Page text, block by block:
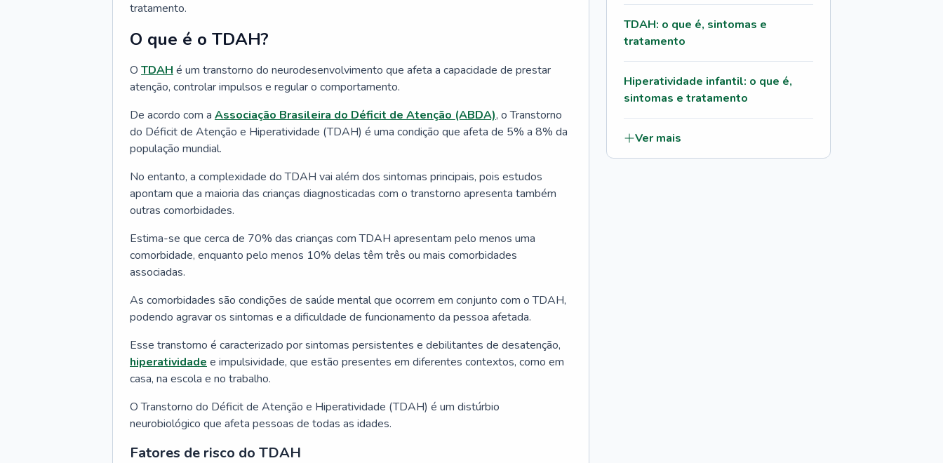
tratamento.
O que é o TDAH?
O TDAH é um transtorno do neurodesenvolvimento que afeta a capacidade de prestar
atenção, controlar impulsos e regular o comportamento.
De acordo com a Associação Brasileira do Déficit de Atenção (ABDA), o Transtorno
do Déficit de Atenção e Hiperatividade (TDAH) é uma condição que afeta de 5% a 8% da
população mundial.
No entanto, a complexidade do TDAH vai além dos sintomas principais, pois estudos
apontam que a maioria das crianças diagnosticadas com o transtorno apresenta também
outras comorbidades.
Estima-se que cerca de 70% das crianças com TDAH apresentam pelo menos uma
comorbidade, enquanto pelo menos 10% delas têm três ou mais comorbidades
associadas.
As comorbidades são condições de saúde mental que ocorrem em conjunto com o TDAH,
podendo agravar os sintomas e a dificuldade de funcionamento da pessoa afetada.
Esse transtorno é caracterizado por sintomas persistentes e debilitantes de desatenção,
hiperatividade e impulsividade, que estão presentes em diferentes contextos, como em
casa, na escola e no trabalho.
O Transtorno do Déficit de Atenção e Hiperatividade (TDAH) é um distúrbio
neurobiológico que afeta pessoas de todas as idades.
Fatores de risco do TDAH
TDAH: o que é, sintomas e
tratamento
Hiperatividade infantil: o que é,
sintomas e tratamento
Ver mais